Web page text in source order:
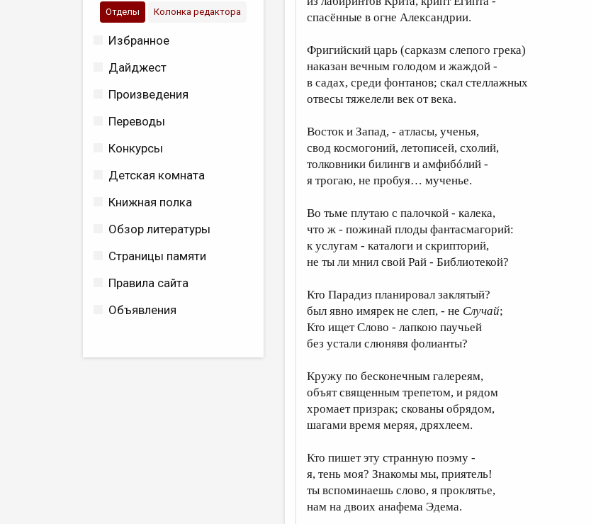
Отделы Колонка редактора
Избранное
Дайджест
Произведения
Переводы
Конкурсы
Детская комната
Книжная полка
Обзор литературы
Страницы памяти
Правила сайта
Объявления
спасённые в огне Александрии.
Фригийский царь (сарказм слепого грека)
наказан вечным голодом и жаждой -
в садах, среди фонтанов; скал стеллажных
отвесы тяжелели век от века.
Восток и Запад, - атласы, ученья,
свод космогоний, летописей, схолий,
толковники билингв и амфибóлий -
я трогаю, не пробуя… мученье.
Во тьме плутаю с палочкой - калека,
что ж - пожинай плоды фантасмагорий:
к услугам - каталоги и скрипторий,
не ты ли мнил свой Рай - Библиотекой?
Кто Парадиз планировал заклятый?
был явно имярек не слеп, - не Случай;
Кто ищет Слово - лапкою паучьей
без устали слюнявя фолианты?
Кружу по бесконечным галереям,
объят священным трепетом, и рядом
хромает призрак; скованы обрядом,
шагами время меряя, дряхлеем.
Кто пишет эту странную поэму -
я, тень моя? Знакомы мы, приятель!
ты вспоминаешь слово, я проклятье,
нам на двоих анафема Эдема.